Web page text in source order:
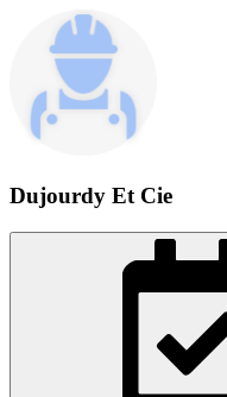
Dujourdy Et Cie